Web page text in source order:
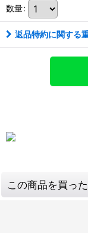
数量:
返品特約に関する
この商品を買っ